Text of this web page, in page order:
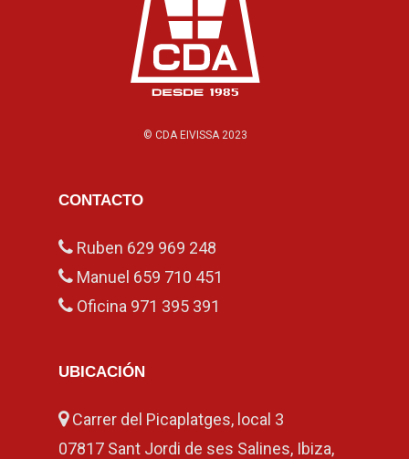
© CDA EIVISSA 2023
CONTACTO
Ruben 629 969 248
Manuel 659 710 451
Oficina 971 395 391
UBICACIÓN
Carrer del Picaplatges, local 3
07817 Sant Jordi de ses Salines, Ibiza,